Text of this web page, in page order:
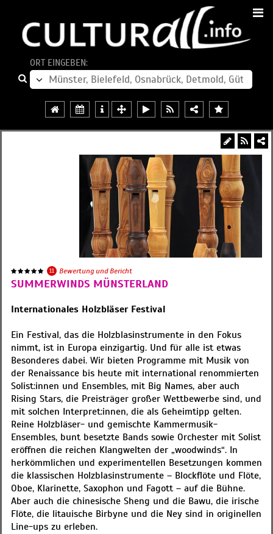
ORT EINGEBEN:
11 Bewertung und Bericht
SUMMERWINDS MÜNSTERLAND
Internationales Holzbläser Festival
Ein Festival, das die Holzblasinstrumente in den Fokus
nimmt, ist in Europa einzigartig. Und für alle ist etwas
Besonderes dabei. Wir bieten Programme mit Musik von
der Renaissance bis heute mit international renommierten
Solist:innen und Ensembles, mit Big Names, aber auch
Rising Stars, die Preisträger großer Wettbewerbe sind, und
mit solchen Interpret:innen, die als Geheimtipp gelten.
Reine Holzbläser- und gemischte Kammermusik-
Ensembles, bunt besetzte Bands sowie Orchester mit Solist
eröffnen die reichen Klangwelten der „woodwinds“. In
herkömmlichen und experimentellen Besetzungen kommen
die klassischen Holzblasinstrumente – Blockflöte und Flöte,
Oboe, Klarinette, Saxophon und Fagott – auf die Bühne.
Aber auch die chinesische Sheng und die Bawu, die irische
Flöte, die litauische Birbyne und die Ney sind in originellen
Line-ups zu erleben.